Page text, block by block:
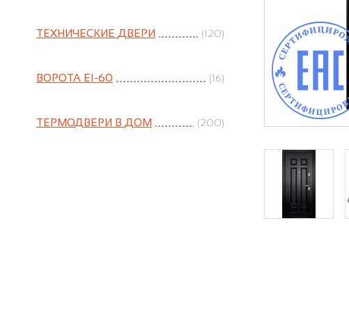
ТЕХНИЧЕСКИЕ ДВЕРИ (120)
ВОРОТА EI-60 (16)
ТЕРМОДВЕРИ В ДОМ (200)